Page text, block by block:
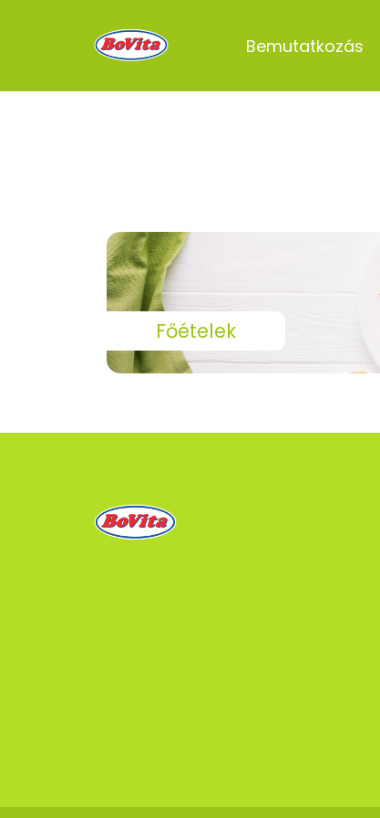
Bemutatkozás
Főételek